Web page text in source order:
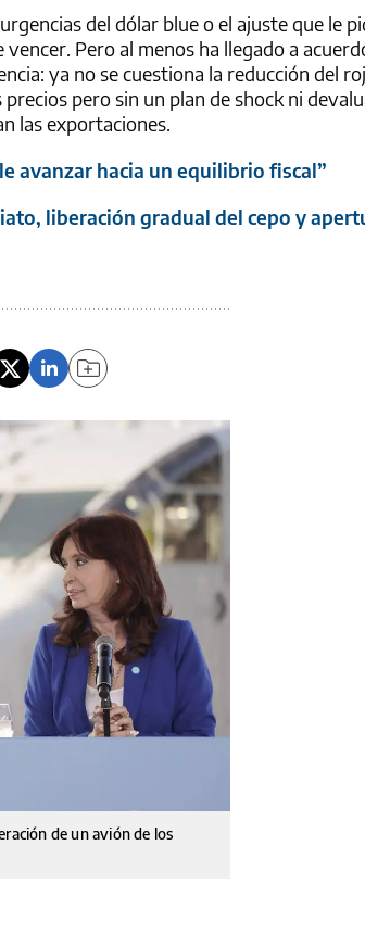
del dólar blue o el ajuste que le
Pero al menos ha llegado a
ya no se cuestiona la reducción del
pero sin un plan de shock ni
las exportaciones.
avanzar hacia un equilibrio fiscal”
liberación gradual del cepo y
de un avión de los